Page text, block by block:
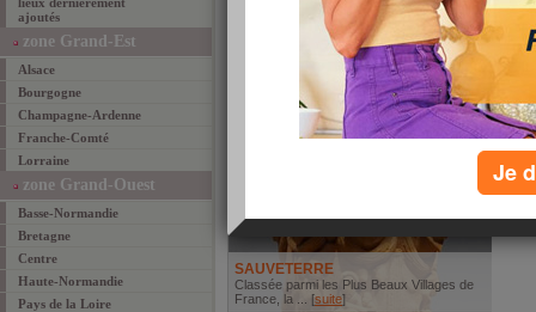
ajoutés
zone Grand-Est
Alsace
Bourgogne
Champagne-Ardenne
Franche-Comté
Lorraine
zone Grand-Ouest
Basse-Normandie
Bretagne
Centre
Haute-Normandie
Pays de la Loire
Aux Armes d'estaing
Aux Armes d'Estaing se trouve sur la
route des pèlerins ... [suite]
» les mieux manger
les + commenté(e)s de
Aller découvrir et visiter
SAUVETERRE
Classée parmi les Plus Beaux Villages de
France, la ... [suite]
Je